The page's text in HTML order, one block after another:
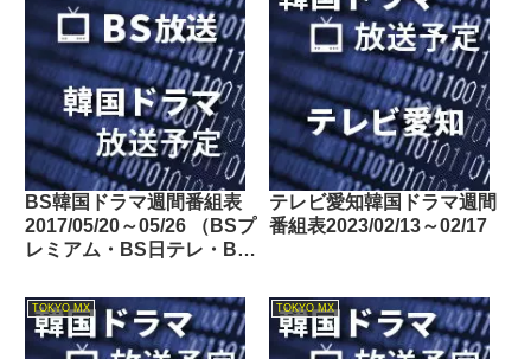
BS韓国ドラマ週間番組表
2017/05/20～05/26 （BSプ
レミアム・BS日テレ・BS
パン・BSフジ）
テレビ愛知韓国ドラマ週間
番組表2023/02/13～02/17
TOKYO MX TOKYO MX